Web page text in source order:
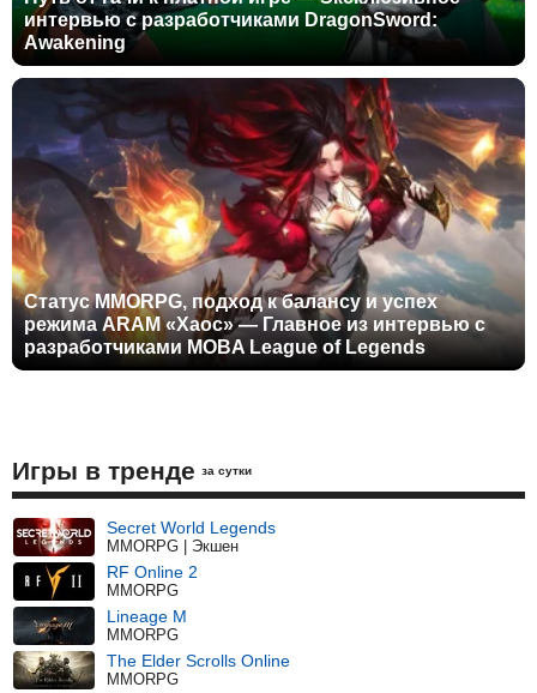
интервью с разработчиками DragonSword:
Awakening
Статус MMORPG, подход к балансу и успех
режима ARAM «Хаос» — Главное из интервью с
разработчиками MOBA League of Legends
Игры в тренде за сутки
Secret World Legends
MMORPG | Экшен
RF Online 2
MMORPG
Lineage M
MMORPG
The Elder Scrolls Online
MMORPG